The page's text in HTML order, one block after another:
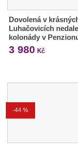
Dovolená v
Luhačovicích
kolonády v
3 980 Kč
-44 %